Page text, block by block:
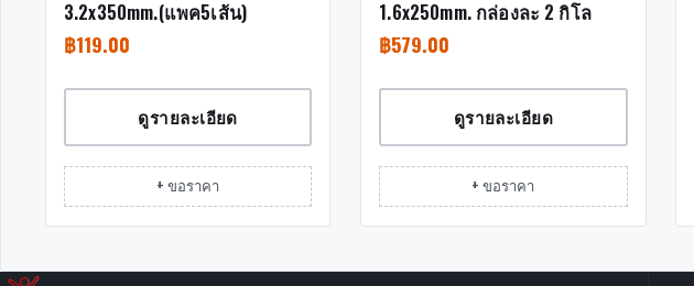
3.2x350mm.(แพค5เส้น)
฿119.00
ดูรายละเอียด
+ ขอราคา
1.6x250mm. กล่องละ 2 กิโล
฿579.00
ดูรายละเอียด
+ ขอราคา